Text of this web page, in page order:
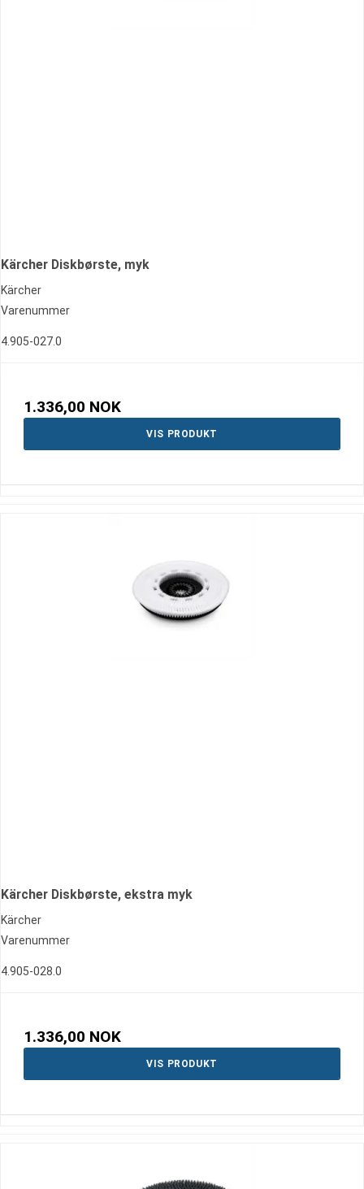
Kärcher Diskbørste, myk
Kärcher
Varenummer
4.905-027.0
1.336,00 NOK
VIS PRODUKT
Kärcher Diskbørste, ekstra myk
Kärcher
Varenummer
4.905-028.0
1.336,00 NOK
VIS PRODUKT